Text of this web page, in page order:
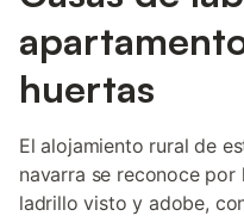
huertas
El alojamiento rural de
navarra se reconoce por
ladrillo visto y adobe,